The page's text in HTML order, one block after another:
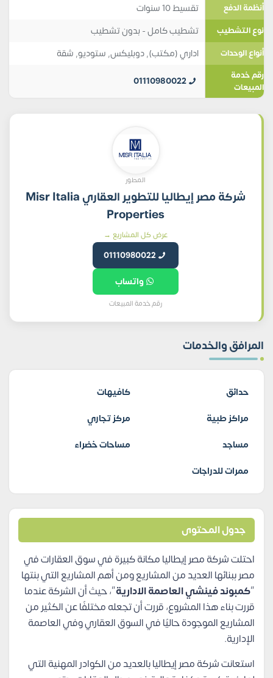
أنظمة الدفع تقسيط 10 سنوات
نوع التشطيب تشطيب كامل - بدون تشطيب
أنواع الوحدات اداري (مكتب),دوبليكس, ستوديو, شقة
رقم خدمة
المبيعات
01110980022
المطور
شركة مصر إيطاليا للتطوير العقاري Misr Italia
Properties
عرض كل المشاريع →
01110980022
واتساب
رقم خدمة المبيعات
المرافق والخدمات
حدائق
كافيهات
مراكز طبية
مركز تجاري
مساجد
مساحات خضراء
ممرات للدراجات
جدول المحتوى
احتلت شركة مصر إيطاليا مكانة كبيرة في سوق العقارات في
مصر ببنائها العديد من المشاريع ومن أهم المشاريع التي بنتها
“كمبوند فينشي العاصمة الادارية“، حيث أن الشركة عندما
قررت بناء هذا المشروع، قررت أن تجعله مختلفًا عن الكثير من
المشاريع الموجودة حاليًا في السوق العقاري وفي العاصمة
الإدارية.
استعانت شركة مصر إيطاليا بالعديد من الكوادر المهنية التي